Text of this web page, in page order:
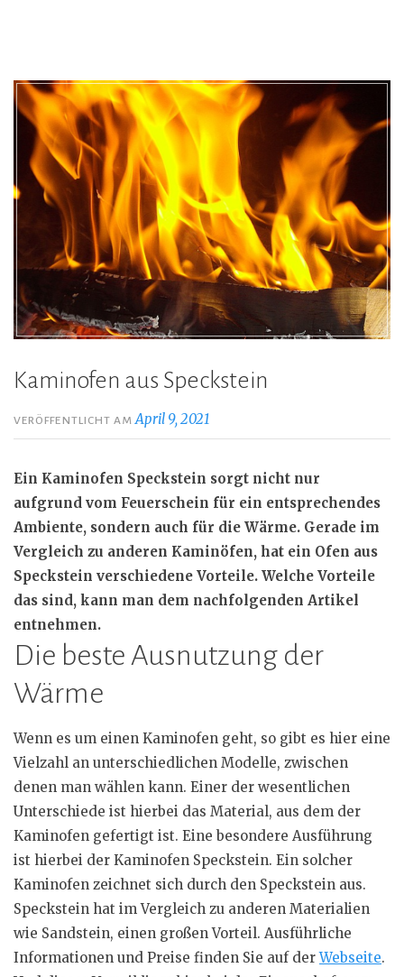
Kaminofen aus Speckstein
VERÖFFENTLICHT AMApril 9, 2021
Ein Kaminofen Speckstein sorgt nicht nur
aufgrund vom Feuerschein für ein entsprechendes
Ambiente, sondern auch für die Wärme. Gerade im
Vergleich zu anderen Kaminöfen, hat ein Ofen aus
Speckstein verschiedene Vorteile. Welche Vorteile
das sind, kann man dem nachfolgenden Artikel
entnehmen.
Die beste Ausnutzung der
Wärme
Wenn es um einen Kaminofen geht, so gibt es hier eine
Vielzahl an unterschiedlichen Modelle, zwischen
denen man wählen kann. Einer der wesentlichen
Unterschiede ist hierbei das Material, aus dem der
Kaminofen gefertigt ist. Eine besondere Ausführung
ist hierbei der Kaminofen Speckstein. Ein solcher
Kaminofen zeichnet sich durch den Speckstein aus.
Speckstein hat im Vergleich zu anderen Materialien
wie Sandstein, einen großen Vorteil. Ausführliche
Informationen und Preise finden Sie auf derWebseite.